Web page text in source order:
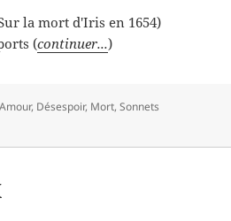
la mort d'Iris en 1654)
(continuer...)
Amour, Désespoir, Mort,Sonnets